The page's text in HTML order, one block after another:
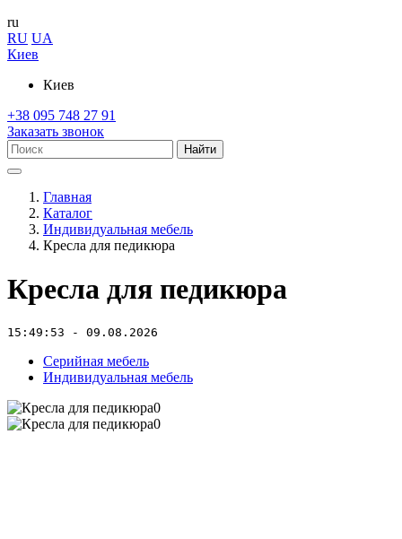
ru
RU UA
Киев
Киев
+38 095 748 27 91
Заказать звонок
Найти
Главная
Каталог
Индивидуальная мебель
Кресла для педикюра
Кресла для педикюра
15:49:53 - 09.08.2026
Серийная мебель
Индивидуальная мебель